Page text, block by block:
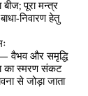
पूरा मन्त्र
निवारण हेतु
वैभव और समृद्धि
का स्मरण संकट
से जोड़ा जाता